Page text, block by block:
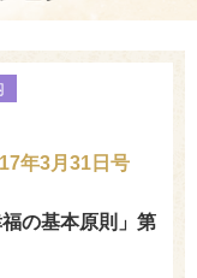
年3月31日号
の基本原則」第